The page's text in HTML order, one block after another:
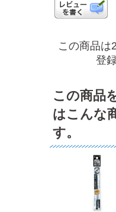
この商品は
登
この商品
はこんな
す。